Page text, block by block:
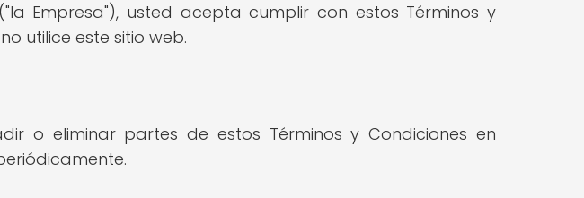
Empresa"), usted acepta cumplir con estos Términos y
utilice este sitio web.
o eliminar partes de estos Términos y Condiciones en